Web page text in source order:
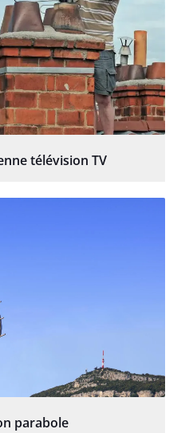
télévision TV
parabole